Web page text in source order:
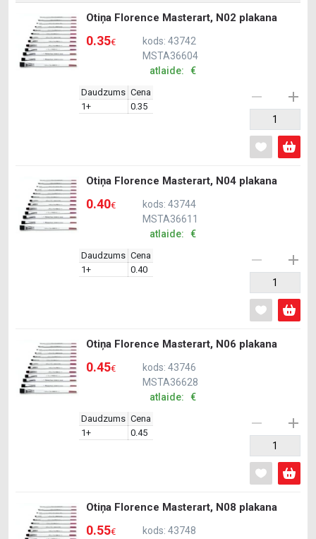
Otiņa Florence Masterart, N02 plakana
0.35€
kods: 43742
MSTA36604
atlaide: €
Daudzums Cena
1+
0.35
Otiņa Florence Masterart, N04 plakana
0.40€
kods: 43744
MSTA36611
atlaide: €
Daudzums Cena
1+
0.40
Otiņa Florence Masterart, N06 plakana
0.45€
kods: 43746
MSTA36628
atlaide: €
Daudzums Cena
1+
0.45
Otiņa Florence Masterart, N08 plakana
0.55€ kods: 43748